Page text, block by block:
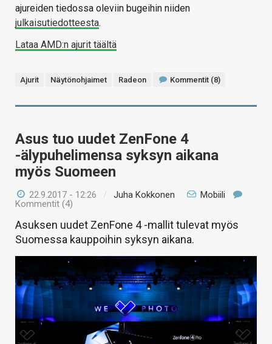
ajureiden tiedossa oleviin bugeihin niiden
julkaisutiedotteesta.
Lataa AMD:n ajurit täältä
Ajurit Näytönohjaimet Radeon Kommentit (8)
Asus tuo uudet ZenFone 4
-älypuhelimensa syksyn aikana
myös Suomeen
22.9.2017 - 12:26 / Juha Kokkonen
Mobiili
Kommentit (4)
Asuksen uudet ZenFone 4 -mallit tulevat myös
Suomessa kauppoihin syksyn aikana.